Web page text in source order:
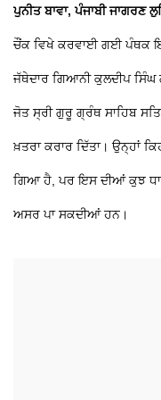
ਪੁਨੀਤ ਬਾਵਾ, ਪੰਜਾਬੀ ਜਾਗਰਣ
ਚੌਂਕ ਵਿਖੇ ਕਰਵਾਈ ਗਈ ਪੰਥਕ
ਜੱਥੇਦਾਰ ਗਿਆਨੀ ਕੁਲਦੀਪ ਸਿੰਘ
ਜੋਤ ਸ੍ਰੀ ਗੁਰੂ ਗ੍ਰੰਥ ਸਾਹਿਬ
ਖ਼ਤਰਾ ਕਰਾਰ ਦਿੱਤਾ। ਉਨ੍ਹਾਂ
ਗਿਆ ਹੈ, ਪਰ ਇਸ ਦੀਆਂ ਕੁਝ
ਅਸਰ ਪਾ ਸਕਦੀਆਂ ਹਨ।